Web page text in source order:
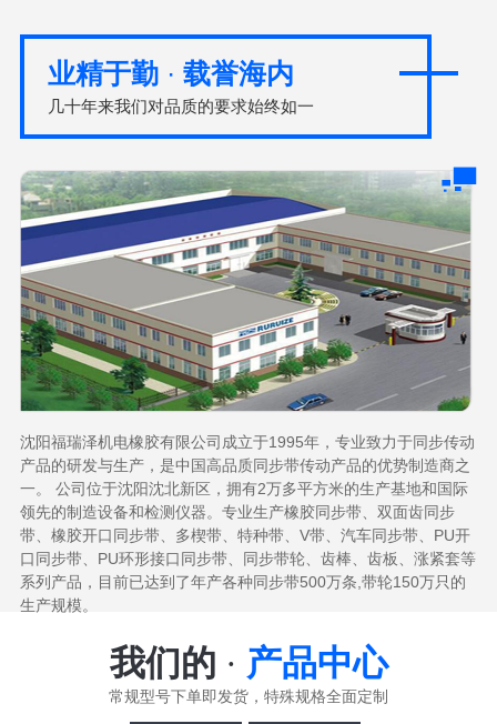
业精于勤 · 载誉海内
几十年来我们对品质的要求始终如一
沈阳福瑞泽机电橡胶有限公司成立于1995年，专业致力于同步传动
产品的研发与生产，是中国高品质同步带传动产品的优势制造商之
一。 公司位于沈阳沈北新区，拥有2万多平方米的生产基地和国际
领先的制造设备和检测仪器。专业生产橡胶同步带、双面齿同步
带、橡胶开口同步带、多楔带、特种带、V带、汽车同步带、PU开
口同步带、PU环形接口同步带、同步带轮、齿棒、齿板、涨紧套等
系列产品，目前已达到了年产各种同步带500万条,带轮150万只的
生产规模。
我们的 · 产品中心
常规型号下单即发货，特殊规格全面定制